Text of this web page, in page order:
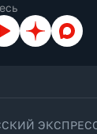
Дзен Max